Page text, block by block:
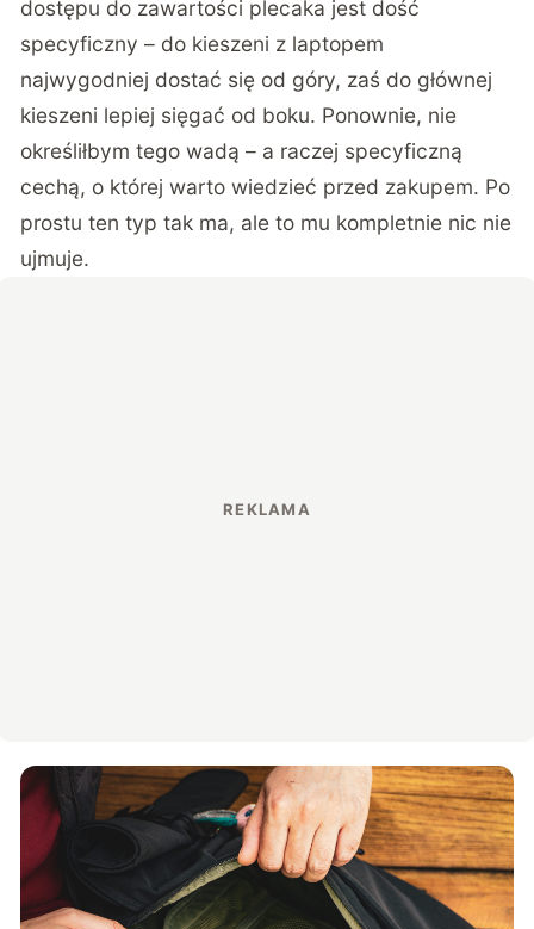
dostępu do zawartości plecaka jest dość
specyficzny – do kieszeni z laptopem
najwygodniej dostać się od góry, zaś do głównej
kieszeni lepiej sięgać od boku. Ponownie, nie
określiłbym tego wadą – a raczej specyficzną
cechą, o której warto wiedzieć przed zakupem. Po
prostu ten typ tak ma, ale to mu kompletnie nic nie
ujmuje.